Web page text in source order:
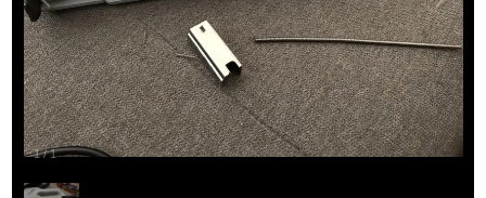
1/1